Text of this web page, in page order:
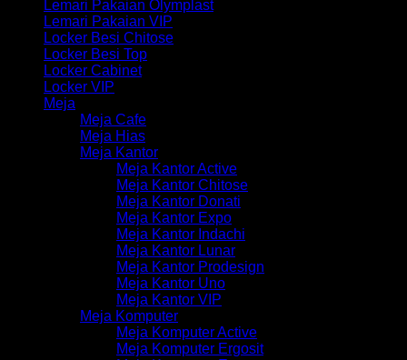
Lemari Pakaian Olymplast
Lemari Pakaian VIP
Locker Besi Chitose
Locker Besi Top
Locker Cabinet
Locker VIP
Meja
Meja Cafe
Meja Hias
Meja Kantor
Meja Kantor Active
Meja Kantor Chitose
Meja Kantor Donati
Meja Kantor Expo
Meja Kantor Indachi
Meja Kantor Lunar
Meja Kantor Prodesign
Meja Kantor Uno
Meja Kantor VIP
Meja Komputer
Meja Komputer Active
Meja Komputer Ergosit